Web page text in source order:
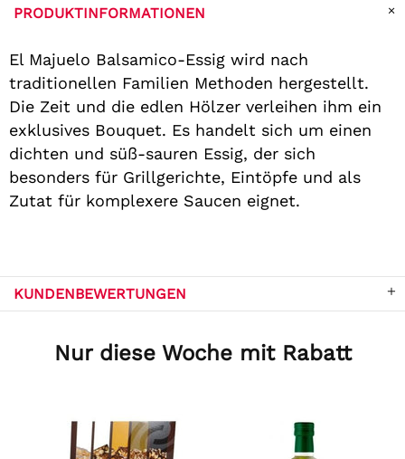
PRODUKTINFORMATIONEN
El Majuelo Balsamico-Essig wird nach
traditionellen Familien Methoden hergestellt.
Die Zeit und die edlen Hölzer verleihen ihm ein
exklusives Bouquet. Es handelt sich um einen
dichten und süß-sauren Essig, der sich
besonders für Grillgerichte, Eintöpfe und als
Zutat für komplexere Saucen eignet.
KUNDENBEWERTUNGEN
Nur diese Woche mit Rabatt